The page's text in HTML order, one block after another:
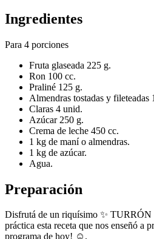
Ingredientes
Para 4 porciones
Fruta glaseada 225 g.
Ron 100 cc.
Praliné 125 g.
Almendras tostadas y fileteadas
Claras 4 unid.
Azúcar 250 g.
Crema de leche 450 cc.
1 kg de maní o almendras.
1 kg de azúcar.
Agua.
Preparación
Disfrutá de un riquísimo ✨
práctica esta receta que nos enseñó a
programa de hoy! ☺.